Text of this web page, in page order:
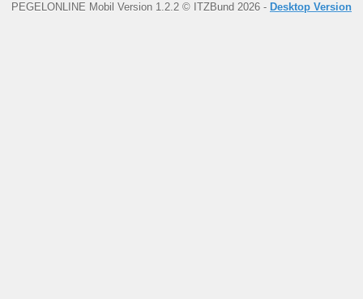
PEGELONLINE Mobil Version 1.2.2 © ITZBund 2026 - Desktop Version